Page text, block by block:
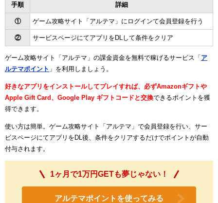
手順 詳細
① ゲーム攻略サイト「アルテマ」にログインて会員登録を行う
② サービスページにてアプリをDLして条件をクリア
ゲーム攻略サイト「アルテマ」の課金資金を無料で稼げるサービス「 ア
ルテマポイント 」を利用しましょう。
好きなアプリをインストールしてプレイすれば、必ずAmazonギフトや
Apple Gift Card、Google Play ギフトコードと交換できるポイントを獲
得できます。
使い方は簡単。ゲーム攻略サイト「アルテマ」で会員登録を行い、サー
ビスページにてアプリをDL後、条件をクリアするだけでポイントが自動
付与されます。
1ヶ月で1万円GETも夢じゃない！
アルテマポイントを使ってみる